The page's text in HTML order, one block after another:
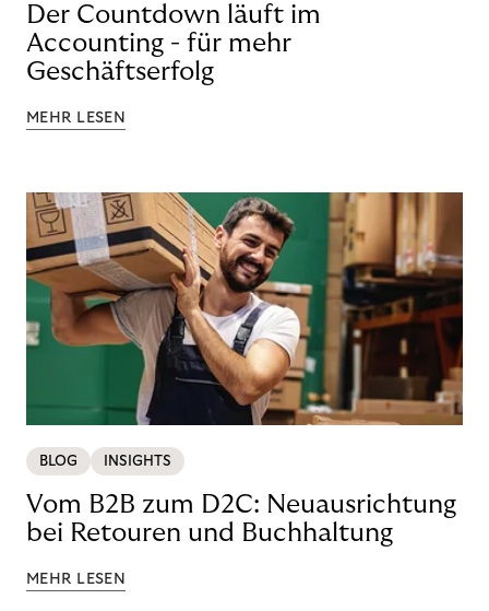
Der Countdown läuft im
Accounting - für mehr
Geschäftserfolg
MEHR LESEN
BLOG INSIGHTS
Vom B2B zum D2C: Neuausrichtung
bei Retouren und Buchhaltung
MEHR LESEN